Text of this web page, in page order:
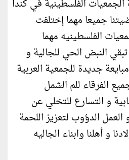
الفلسطينية في كندا
جميعا مهما إختلفت
الفلسطينيه مهما
النبض الحي للجالية و
جديدة للجمعية العربية
الفرقاء للم الشمل
و التسارع للتخلي عن
الدؤوب لتعزيز اللحمة
و أهلنا وابناء الجاليه